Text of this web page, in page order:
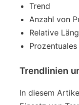
Trend
Anzahl von
Relative
Trendlinien
In diesem